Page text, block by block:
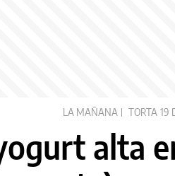
LA MAÑANA TORTA 19
alta